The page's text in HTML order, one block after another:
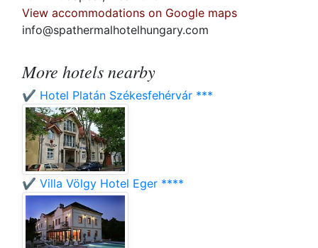
View accommodations on Google maps
info@spathermalhotelhungary.com
More hotels nearby
✔️ Hotel Platán Székesfehérvár ***
✔️ Villa Völgy Hotel Eger ****